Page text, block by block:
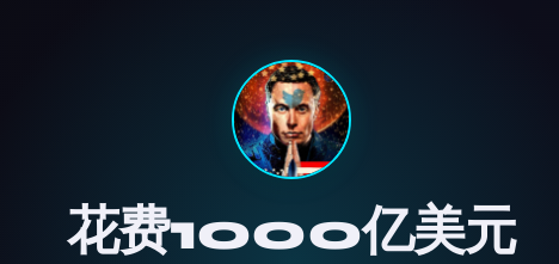
花费1000亿美元